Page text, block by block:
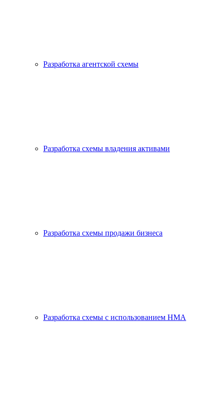
Разработка агентской схемы
Разработка схемы владения активами
Разработка схемы продажи бизнеса
Разработка схемы с использованием HMA